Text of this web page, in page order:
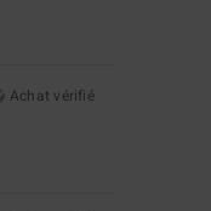
Achat vérifié